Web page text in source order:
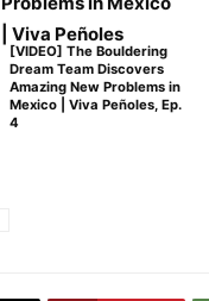
[VIDEO] The Bouldering
Dream Team Discovers
Amazing New Problems in
Mexico | Viva Peñoles, Ep.
4